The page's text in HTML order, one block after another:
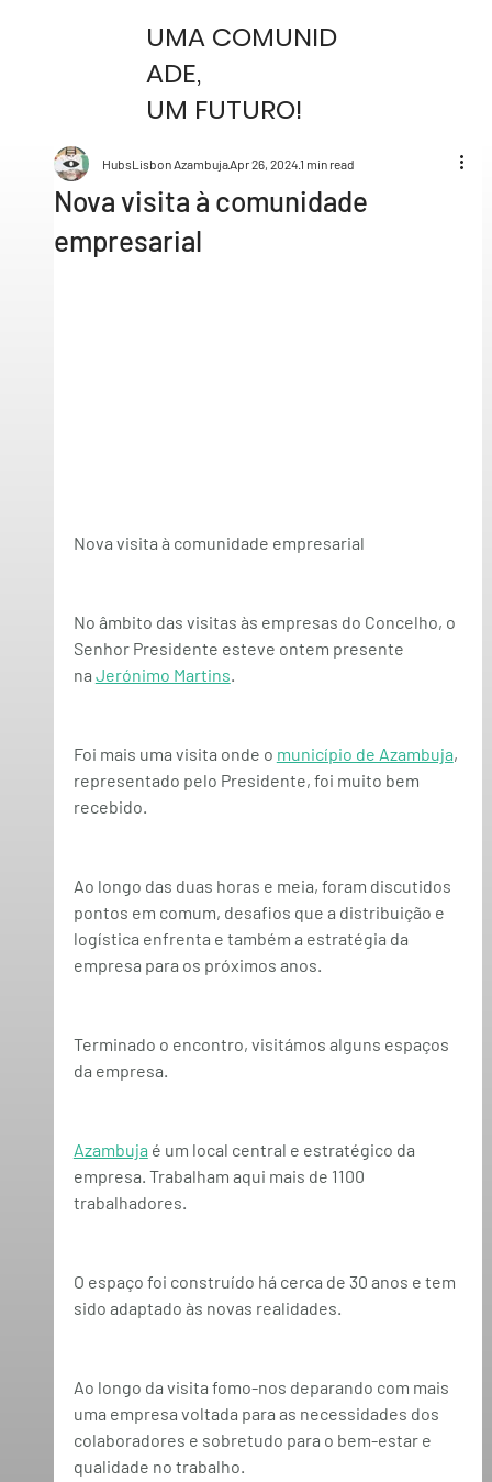
UMA COMUNID
ADE,
UM FUTURO!
Nova visita à comunidade
empresarial
HubsLisbon AzambujaApr 26, 20241 min read
Nova visita à comunidade empresarial
No âmbito das visitas às empresas do Concelho, o
Senhor Presidente esteve ontem presente
na Jerónimo Martins.
Foi mais uma visita onde o município de Azambuja,
representado pelo Presidente, foi muito bem
recebido.
Ao longo das duas horas e meia, foram discutidos
pontos em comum, desafios que a distribuição e
logística enfrenta e também a estratégia da
empresa para os próximos anos.
Terminado o encontro, visitámos alguns espaços
da empresa.
Azambuja é um local central e estratégico da
empresa. Trabalham aqui mais de 1100
trabalhadores.
O espaço foi construído há cerca de 30 anos e tem
sido adaptado às novas realidades.
Ao longo da visita fomo-nos deparando com mais
uma empresa voltada para as necessidades dos
colaboradores e sobretudo para o bem-estar e
qualidade no trabalho.